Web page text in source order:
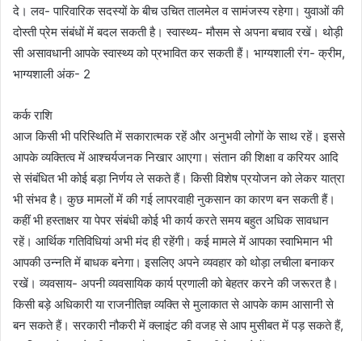
दे। लव- पारिवारिक सदस्यों के बीच उचित तालमेल व सामंजस्य रहेगा। युवाओं की
दोस्ती प्रेम संबंधों में बदल सकती है। स्वास्थ्य- मौसम से अपना बचाव रखें। थोड़ी
सी असावधानी आपके स्वास्थ्य को प्रभावित कर सकती हैं। भाग्यशाली रंग- क्रीम,
भाग्यशाली अंक- 2
कर्क राशि
आज किसी भी परिस्थिति में सकारात्मक रहें और अनुभवी लोगों के साथ रहें। इससे
आपके व्यक्तित्व में आश्चर्यजनक निखार आएगा। संतान की शिक्षा व करियर आदि
से संबंधित भी कोई बड़ा निर्णय ले सकते हैं। किसी विशेष प्रयोजन को लेकर यात्रा
भी संभव है। कुछ मामलों में की गई लापरवाही नुकसान का कारण बन सकती हैं।
कहीं भी हस्ताक्षर या पेपर संबंधी कोई भी कार्य करते समय बहुत अधिक सावधान
रहें। आर्थिक गतिविधियां अभी मंद ही रहेंगी। कई मामले में आपका स्वाभिमान भी
आपकी उन्नति में बाधक बनेगा। इसलिए अपने व्यवहार को थोड़ा लचीला बनाकर
रखें। व्यवसाय- अपनी व्यवसायिक कार्य प्रणाली को बेहतर करने की जरूरत है।
किसी बड़े अधिकारी या राजनीतिज्ञ व्यक्ति से मुलाकात से आपके काम आसानी से
बन सकते हैं। सरकारी नौकरी में क्लाइंट की वजह से आप मुसीबत में पड़ सकते हैं,